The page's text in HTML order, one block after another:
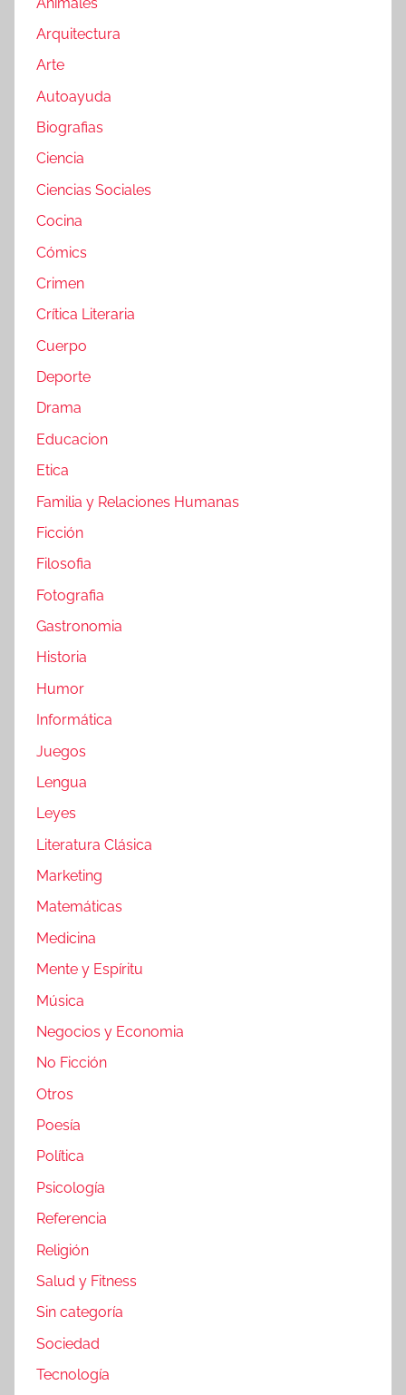
Arquitectura
Arte
Autoayuda
Biografias
Ciencia
Ciencias Sociales
Cocina
Cómics
Crimen
Crítica Literaria
Cuerpo
Deporte
Drama
Educacion
Etica
Familia y Relaciones Humanas
Ficción
Filosofia
Fotografia
Gastronomia
Historia
Humor
Informática
Juegos
Lengua
Leyes
Literatura Clásica
Marketing
Matemáticas
Medicina
Mente y Espíritu
Música
Negocios y Economia
No Ficción
Otros
Poesía
Política
Psicología
Referencia
Religión
Salud y Fitness
Sin categoría
Sociedad
Tecnología